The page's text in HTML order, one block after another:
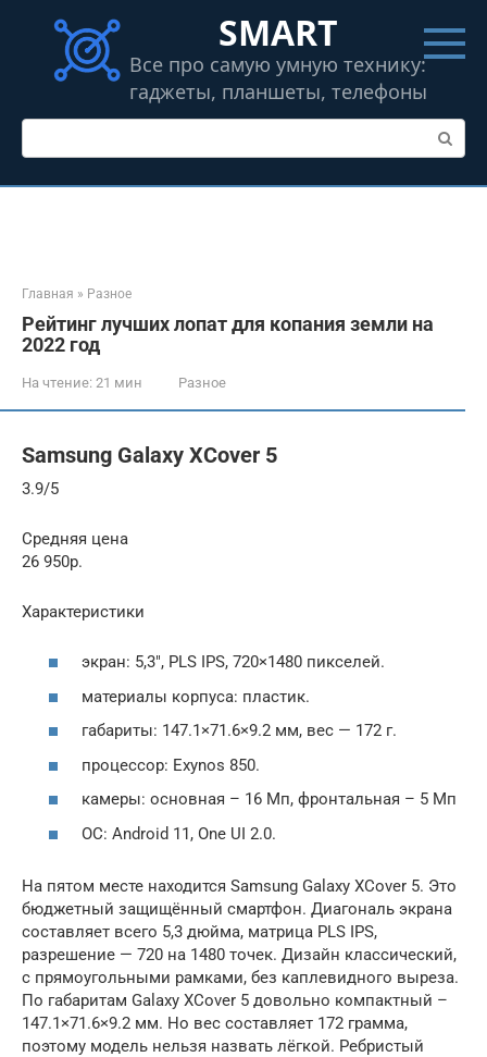
контенту
SMART
Все про самую умную технику:
гаджеты, планшеты, телефоны
Поиск:
Главная » Разное
Рейтинг лучших лопат для копания земли на
2022 год
На чтение: 21 мин Разное
Samsung Galaxy XCover 5
3.9/5
Средняя цена
26 950р.
Характеристики
экран: 5,3″, PLS IPS, 720×1480 пикселей.
материалы корпуса: пластик.
габариты: 147.1×71.6×9.2 мм, вес — 172 г.
процессор: Exynos 850.
камеры: основная – 16 Мп, фронтальная – 5 Мп
ОС: Android 11, One UI 2.0.
На пятом месте находится Samsung Galaxy XCover 5. Это
бюджетный защищённый смартфон. Диагональ экрана
составляет всего 5,3 дюйма, матрица PLS IPS,
разрешение — 720 на 1480 точек. Дизайн классический,
с прямоугольными рамками, без каплевидного выреза.
По габаритам Galaxy XCover 5 довольно компактный –
147.1×71.6×9.2 мм. Но вес составляет 172 грамма,
поэтому модель нельзя назвать лёгкой. Ребристый